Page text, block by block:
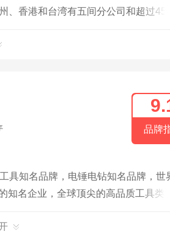
、香港和台湾有五间分公司和超过
品牌
具知名品牌，电锤电钻知名品牌，世
知名企业，全球顶尖的高品质工具类